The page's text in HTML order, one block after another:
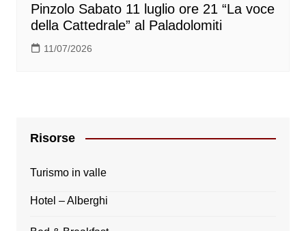
Pinzolo Sabato 11 luglio ore 21 “La voce
della Cattedrale” al Paladolomiti
11/07/2026
Risorse
Turismo in valle
Hotel – Alberghi